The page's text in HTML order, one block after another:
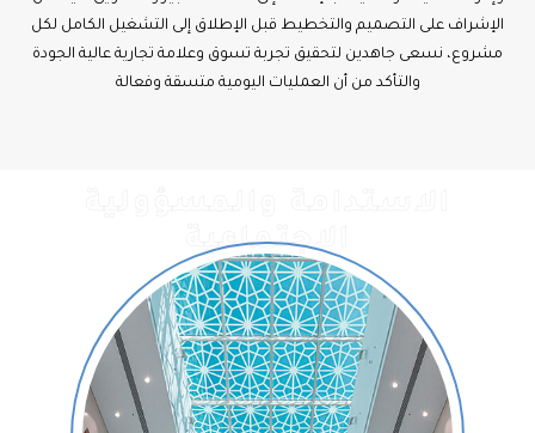
الإشراف على التصميم والتخطيط قبل الإطلاق إلى التشغيل الكامل لكل
مشروع، نسعى جاهدين لتحقيق تجربة تسوق وعلامة تجارية عالية الجودة
والتأكد من أن العمليات اليومية متسقة وفعالة
الاجتماعية